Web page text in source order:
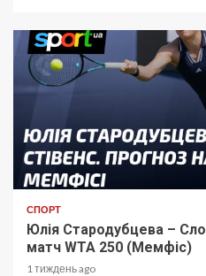
СПОРТ
Юлія Стародубцева –
матч WTA 250 (Мемфіс)
1 тиждень ago